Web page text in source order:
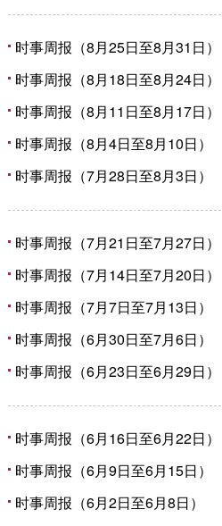
时事周报（8月25日至8月31日）
时事周报（8月18日至8月24日）
时事周报（8月11日至8月17日）
时事周报（8月4日至8月10日）
时事周报（7月28日至8月3日）
时事周报（7月21日至7月27日）
时事周报（7月14日至7月20日）
时事周报（7月7日至7月13日）
时事周报（6月30日至7月6日）
时事周报（6月23日至6月29日）
时事周报（6月16日至6月22日）
时事周报（6月9日至6月15日）
时事周报（6月2日至6月8日）